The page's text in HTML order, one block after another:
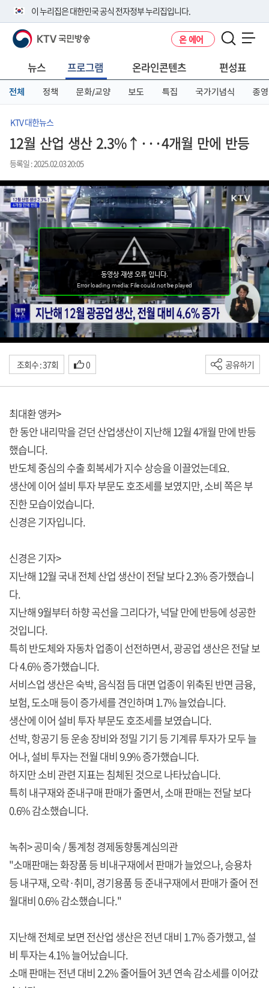
이 누리집은 대한민국 공식 전자정부 누리집입니다.
공식 누리집 주소 확인하기
니다.
이밖에 or.kr 또는 .kr등 다른 도메인 주소를 사용하고 있다면 아래 URL에
서 도메인 주소를 확인해 보세요
KTV 국민방송 온 에어
뉴스 프로그램 온라인콘텐츠 편성표
전체 정책 문화/교양 보도 특집 국가기념식 종영
KTV 대한뉴스
12월 산업 생산 2.3%↑···4개월 만에 반등
등록일 : 2025.02.03 20:05
조회수 : 37회 0 공유하기
최대환 앵커>
한 동안 내리막을 걷던 산업생산이 지난해 12월 4개월 만에 반등
했습니다.
반도체 중심의 수출 회복세가 지수 상승을 이끌었는데요.
생산에 이어 설비 투자 부문도 호조세를 보였지만, 소비 쪽은 부
진한 모습이었습니다.
신경은 기자입니다.
신경은 기자>
지난해 12월 국내 전체 산업 생산이 전달 보다 2.3% 증가했습니
다.
지난해 9월부터 하향 곡선을 그리다가, 넉달 만에 반등에 성공한
것입니다.
특히 반도체와 자동차 업종이 선전하면서, 광공업 생산은 전달 보
다 4.6% 증가했습니다.
서비스업 생산은 숙박, 음식점 듬 대면 업종이 위축된 반면 금융,
보험, 도소매 등이 증가세를 견인하며 1.7% 늘었습니다.
생산에 이어 설비 투자 부문도 호조세를 보였습니다.
선박, 항공기 등 운송 장비와 정밀 기기 등 기계류 투자가 모두 늘
어나, 설비 투자는 전월 대비 9.9% 증가했습니다.
하지만 소비 관련 지표는 침체된 것으로 나타났습니다.
특히 내구재와 준내구매 판매가 줄면서, 소매 판매는 전달 보다
0.6% 감소했습니다.
녹취> 공미숙 / 통계청 경제동향통계심의관
"소매판매는 화장품 등 비내구재에서 판매가 늘었으나, 승용차
등 내구재, 오락·취미, 경기용품 등 준내구재에서 판매가 줄어 전
월대비 0.6% 감소했습니다."
지난해 전체로 보면 전산업 생산은 전년 대비 1.7% 증가했고, 설
비 투자는 4.1% 늘어났습니다.
소매 판매는 전년 대비 2.2% 줄어들어 3년 연속 감소세를 이어갔